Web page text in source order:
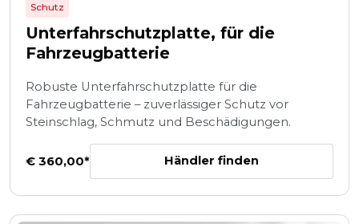
Schutz
Unterfahrschutzplatte, für die
Fahrzeugbatterie
Robuste Unterfahrschutzplatte für die
Fahrzeugbatterie – zuverlässiger Schutz vor
Steinschlag, Schmutz und Beschädigungen.
€ 360,00* Händler finden